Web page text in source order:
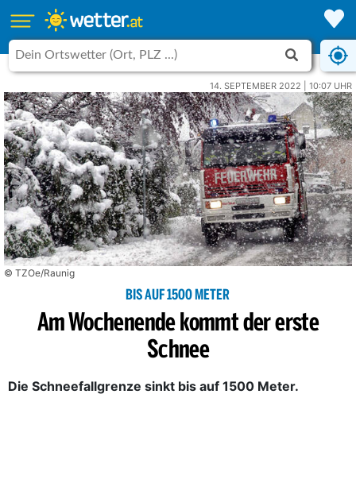
14. SEPTEMBER 2022 | 10:07 UHR
© TZOe/Raunig
BIS AUF 1500 METER
Am Wochenende kommt der erste
Schnee
Die Schneefallgrenze sinkt bis auf 1500 Meter.